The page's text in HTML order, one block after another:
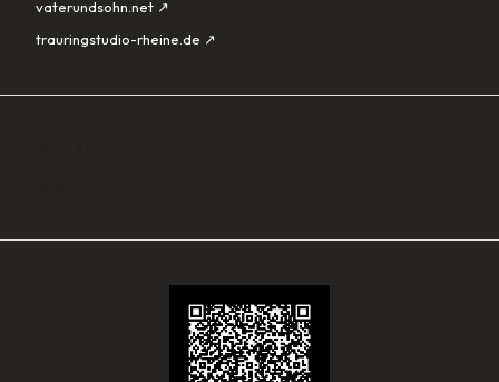
vaterundsohn.net ↗
trauringstudio-rheine.de ↗